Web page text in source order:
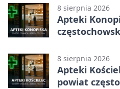
8 sierpnia 2026
Apteki
8 sierpnia 2026
Apteki
powiat